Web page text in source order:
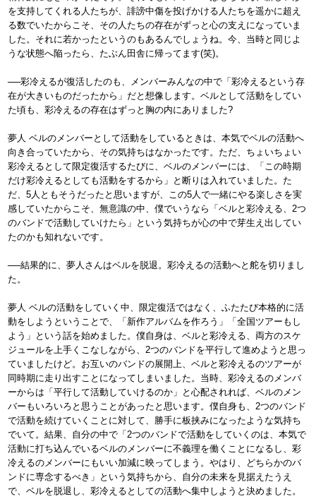
を支持してくれる人たちが、誹謗中傷を投げかける人たちを遥かに超え
る数でいたからこそ、その人たちの存在がずっと心の支えになっていま
した。それに若かったというのもあるんでしょうね。今、当時と同じよ
うな状態へ陥ったら、たぶん田舎に帰ってます(笑)。
──彩冷えるが復活したのも、メンバーみんなの中で「彩冷えるという存
在が大きいものだったから」だと想像します。ベルとして活動をしてい
た頃も、彩冷えるの存在はずっと胸の内にありました?
夢人 ベルのメンバーとして活動をしているときは、本気でベルの活動へ
向き合っていたから、その気持ちはなかったです。ただ、ちょいちょい
彩冷えるとして限定復活するたびに、ベルのメンバーには、「この時期
だけ彩冷えるとしても活動をするから」と断りは入れていました。た
だ、5人ともそうだったと思いますが、この5人で一緒にやる楽しさを実
感していたからこそ、無意識の中、僕でいうなら「ベルと彩冷える、2つ
のバンドで活動していけたら」という気持ちが心の中で芽生え出してい
たのかも知れないです。
──結果的に、夢人さんはベルを脱退。彩冷えるの活動へと舵を切りまし
た。
夢人 ベルの活動をしていく中、限定復活ではなく、ふたたび本格的に活
動をしようということで、「新作アルバムを作ろう」「全国ツアーもし
よう」という話を始めました。僕自身は、ベルと彩冷える、両方のスケ
ジュールを上手くこなしながら、2つのバンドを平行して進めようと思っ
ていましたけど。お互いのバンドの展開上、ベルと彩冷えるのツアーが
同時期に走り出すことになってしまいました。当時、彩冷えるのメンバ
ーからは「平行して活動していけるのか」と心配されれば、ベルのメン
バーもいろいろと思うことがあったと思います。僕自身も、2つのバンド
で活動を続けていくことに対して、勝手に板挟みになったような気持ち
でいて。結果、自分の中で「2つのバンドで活動をしていくのは、本気で
活動に打ち込んでいるベルのメンバーに不義理を働くことになるし、彩
冷えるのメンバーにもいい加減に映ってしまう。やはり、どちらかのバ
ンドに専念するべき」という気持ちから、自分の未来を見据えたうえ
で、ベルを脱退し、彩冷えるとしての活動へ集中しようと決めました。